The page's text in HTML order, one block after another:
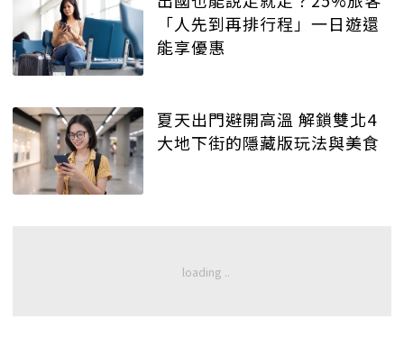
「人先到再排行程」一日遊還
能享優惠
夏天出門避開高溫 解鎖雙北4
大地下街的隱藏版玩法與美食